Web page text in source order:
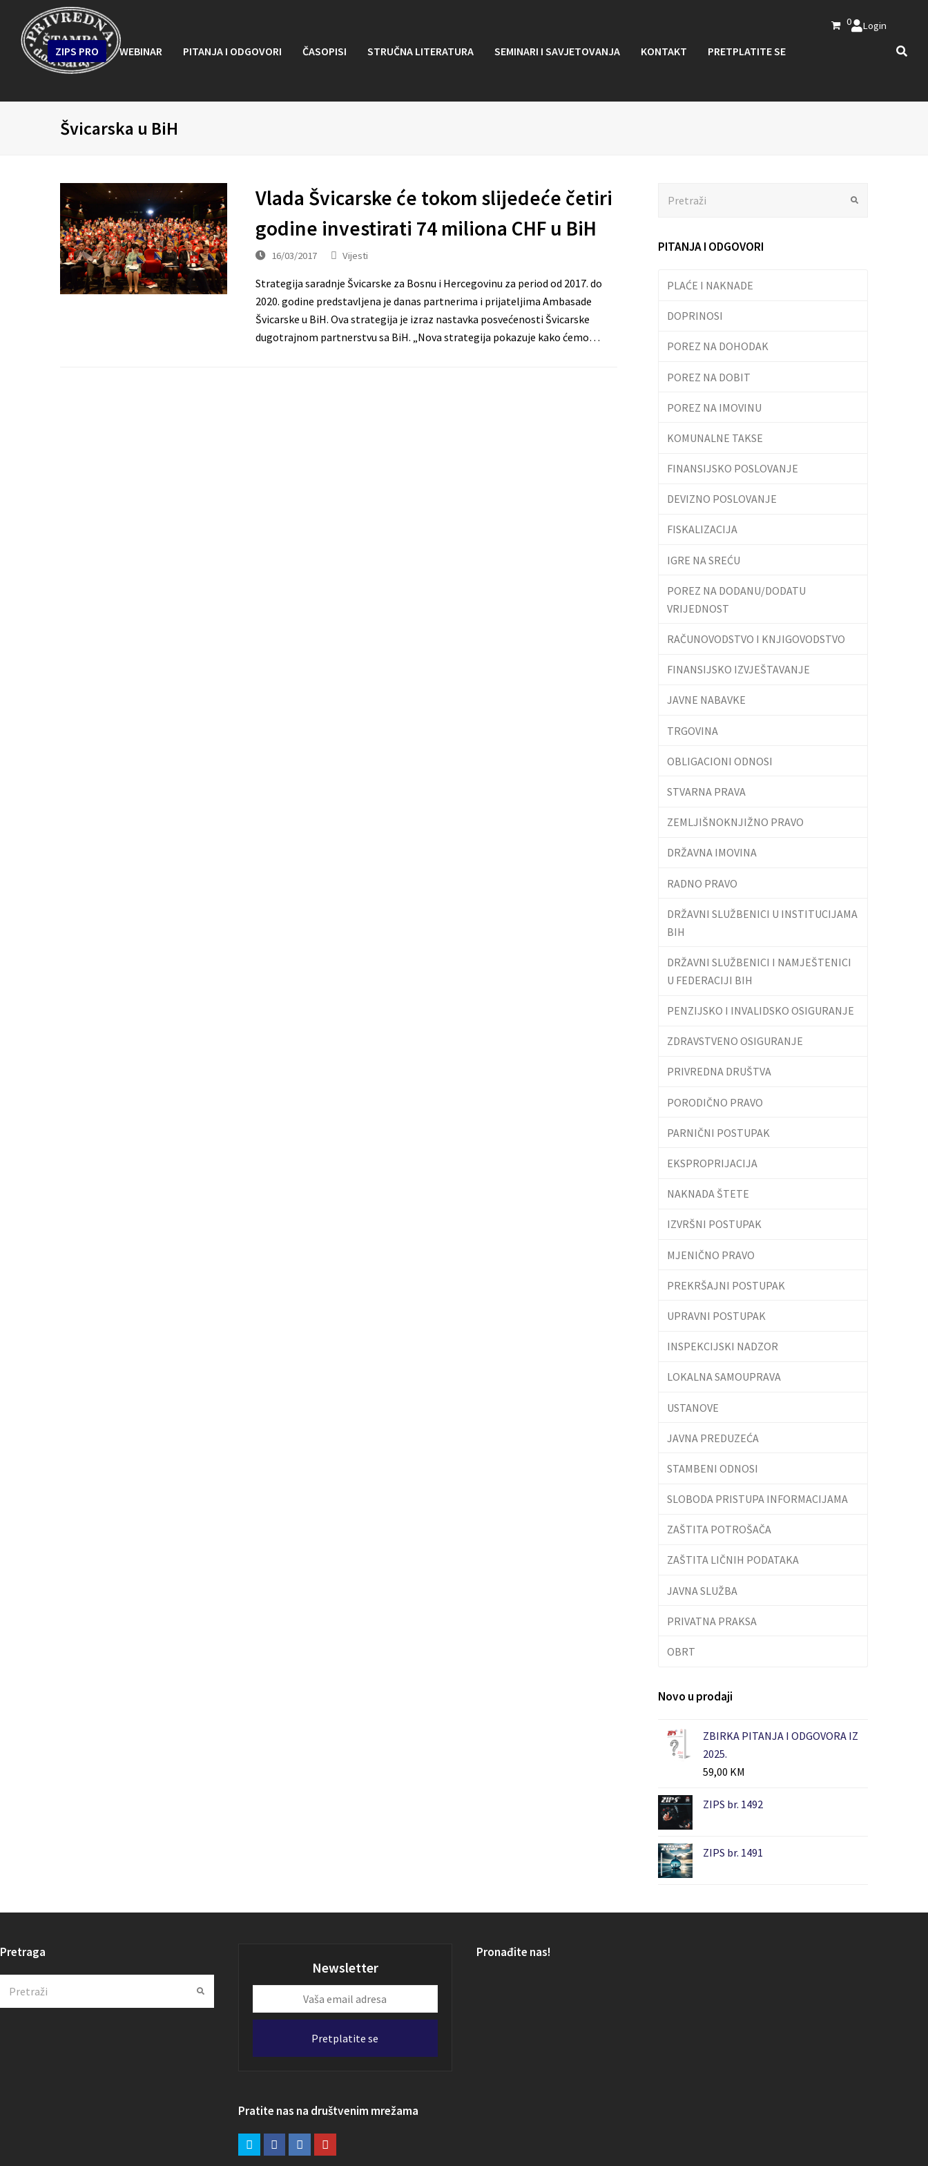
0 Login
ZIPS PRO WEBINAR PITANJA I ODGOVORI ČASOPISI STRUČNA LITERATURA SEMINARI I SAVJETOVANJA KONTAKT PRETPLATITE SE
Švicarska u BiH
Vlada Švicarske će tokom slijedeće četiri
godine investirati 74 miliona CHF u BiH
16/03/2017 Vijesti
Strategija saradnje Švicarske za Bosnu i Hercegovinu za period od 2017. do
2020. godine predstavljena je danas partnerima i prijateljima Ambasade
Švicarske u BiH. Ova strategija je izraz nastavka posvećenosti Švicarske
dugotrajnom partnerstvu sa BiH. „Nova strategija pokazuje kako ćemo…
PITANJA I ODGOVORI
PLAĆE I NAKNADE
DOPRINOSI
POREZ NA DOHODAK
POREZ NA DOBIT
POREZ NA IMOVINU
KOMUNALNE TAKSE
FINANSIJSKO POSLOVANJE
DEVIZNO POSLOVANJE
FISKALIZACIJA
IGRE NA SREĆU
POREZ NA DODANU/DODATU
VRIJEDNOST
RAČUNOVODSTVO I KNJIGOVODSTVO
FINANSIJSKO IZVJEŠTAVANJE
JAVNE NABAVKE
TRGOVINA
OBLIGACIONI ODNOSI
STVARNA PRAVA
ZEMLJIŠNOKNJIŽNO PRAVO
DRŽAVNA IMOVINA
RADNO PRAVO
DRŽAVNI SLUŽBENICI U INSTITUCIJAMA
BIH
DRŽAVNI SLUŽBENICI I NAMJEŠTENICI
U FEDERACIJI BIH
PENZIJSKO I INVALIDSKO OSIGURANJE
ZDRAVSTVENO OSIGURANJE
PRIVREDNA DRUŠTVA
PORODIČNO PRAVO
PARNIČNI POSTUPAK
EKSPROPRIJACIJA
NAKNADA ŠTETE
IZVRŠNI POSTUPAK
MJENIČNO PRAVO
PREKRŠAJNI POSTUPAK
UPRAVNI POSTUPAK
INSPEKCIJSKI NADZOR
LOKALNA SAMOUPRAVA
USTANOVE
JAVNA PREDUZEĆA
STAMBENI ODNOSI
SLOBODA PRISTUPA INFORMACIJAMA
ZAŠTITA POTROŠAČA
ZAŠTITA LIČNIH PODATAKA
JAVNA SLUŽBA
PRIVATNA PRAKSA
OBRT
Novo u prodaji
ZBIRKA PITANJA I ODGOVORA IZ
2025.
59,00 KM
ZIPS br. 1492
ZIPS br. 1491
Pretraga
Submit
Newsletter
email
Pretplatite se
Pratite nas na društvenim mrežama
Pronađite nas!